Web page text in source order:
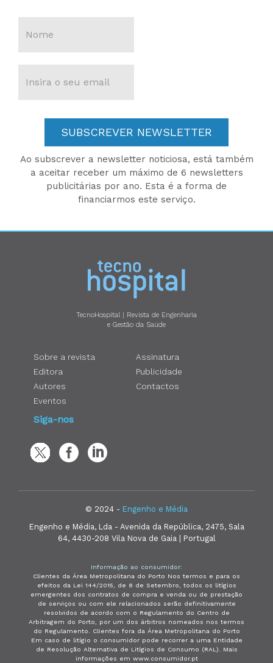
SUBSCREVER NEWSLETTER
Ao subscrever a newsletter noticiosa, está também
a aceitar receber um máximo de 6 newsletters
publicitárias por ano. Esta é a forma de
financiarmos este serviço.
TecnoHospital | Revista de Engenharia
e Gestão da Saúde
Sobre a revista
Editora
Autores
Eventos
Assinatura
Publicidade
Contactos
Siga-nos
© 2024 - Engenho e Média
Engenho e Média, Lda - Avenida da República, 2475, Sala
64, 4430-208 Vila Nova de Gaia | Portugal
Informação ao consumidor:
Clientes da Área Metropolitana do Porto Nos termos e para os
efeitos da Lei 144/2015, de 8 de Setembro, todos os litígios
emergentes dos contratos de compra e venda ou de prestação
de serviços ou com ele relacionados serão definitivamente
resolvidos de acordo com o Regulamento do Centro de
Arbitragem do Porto, por um dos árbitros nomeados nos termos
do Regulamento. Clientes fora da Área Metropolitana do Porto
Em caso de litígio o consumidor pode recorrer a uma Entidade
de Resolução Alternativa de Litígios de Consumo (RAL). Mais
informações em www.consumidor.pt